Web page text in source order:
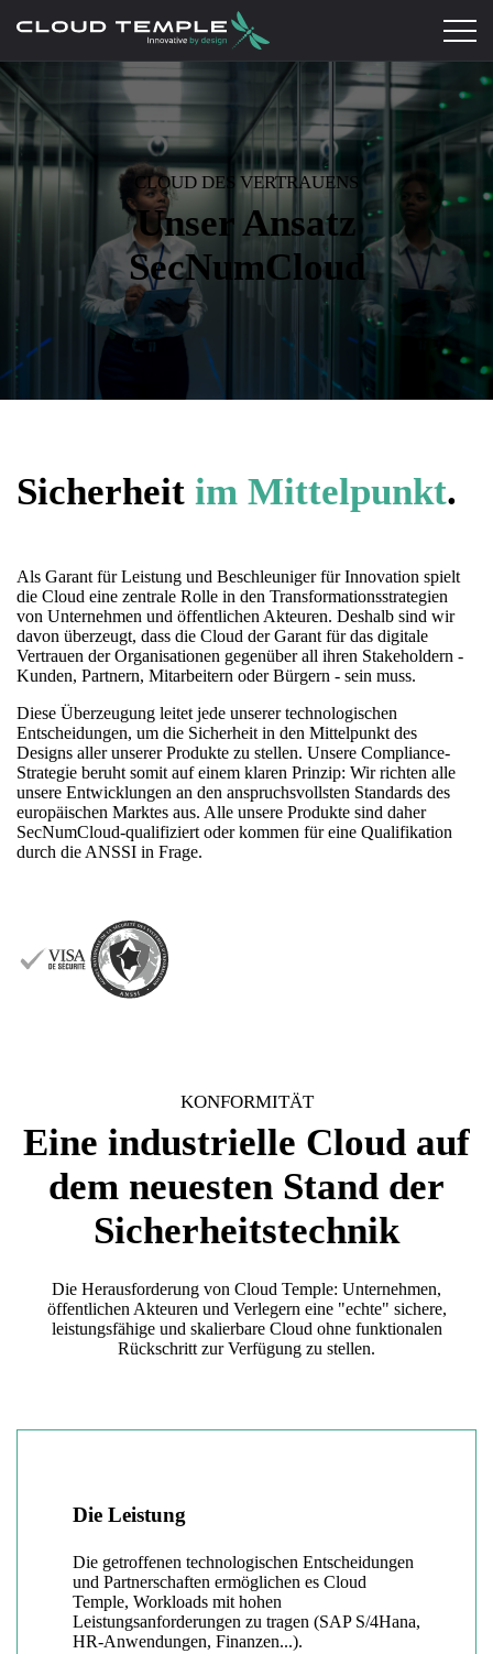
CLOUD DES VERTRAUENS
Unser Ansatz
SecNumCloud
Sicherheit im Mittelpunkt.
Als Garant für Leistung und Beschleuniger für Innovation spielt
die Cloud eine zentrale Rolle in den Transformationsstrategien
von Unternehmen und öffentlichen Akteuren. Deshalb sind wir
davon überzeugt, dass die Cloud der Garant für das digitale
Vertrauen der Organisationen gegenüber all ihren Stakeholdern -
Kunden, Partnern, Mitarbeitern oder Bürgern - sein muss.
Diese Überzeugung leitet jede unserer technologischen
Entscheidungen, um die Sicherheit in den Mittelpunkt des
Designs aller unserer Produkte zu stellen. Unsere Compliance-
Strategie beruht somit auf einem klaren Prinzip: Wir richten alle
unsere Entwicklungen an den anspruchsvollsten Standards des
europäischen Marktes aus. Alle unsere Produkte sind daher
SecNumCloud-qualifiziert oder kommen für eine Qualifikation
durch die ANSSI in Frage.
KONFORMITÄT
Eine industrielle Cloud auf
dem neuesten Stand der
Sicherheitstechnik
Die Herausforderung von Cloud Temple: Unternehmen,
öffentlichen Akteuren und Verlegern eine "echte" sichere,
leistungsfähige und skalierbare Cloud ohne funktionalen
Rückschritt zur Verfügung zu stellen.
Die Leistung
Die getroffenen technologischen Entscheidungen
und Partnerschaften ermöglichen es Cloud
Temple, Workloads mit hohen
Leistungsanforderungen zu tragen (SAP S/4Hana,
HR-Anwendungen, Finanzen...).